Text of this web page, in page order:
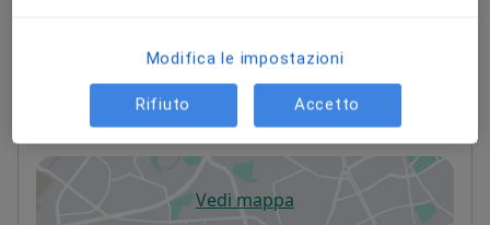
BFG Salute e Benessere
Via Don Gaetano Mauro, 1, Cosenza87100
Vedi mappasi apre in una nuova scheda
Modifica le impostazioni
Rifiuto Accetto